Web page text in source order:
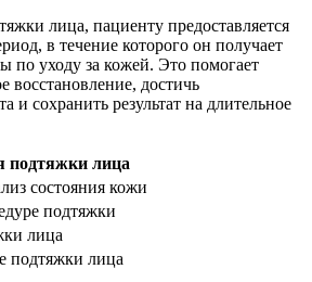
лица, пациенту предоставляется
в течение которого он получает
по уходу за кожей. Это помогает
восстановление, достичь
и сохранить результат на длительное
подтяжки лица
состояния кожи
подтяжки
лица
подтяжки лица